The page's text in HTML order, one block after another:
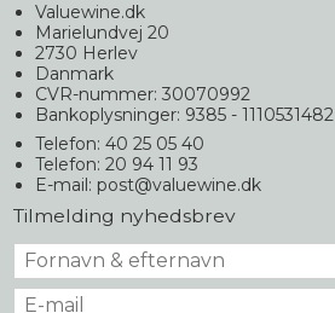
Valuewine.dk
Marielundvej 20
2730 Herlev
Danmark
CVR-nummer: 30070992
Bankoplysninger: 9385 - 1110531482
Telefon: 40 25 05 40
Telefon: 20 94 11 93
E-mail: post@valuewine.dk
Tilmelding nyhedsbrev